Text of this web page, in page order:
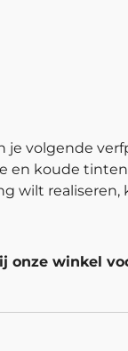
je volgende
en koude
wilt
onze winkel